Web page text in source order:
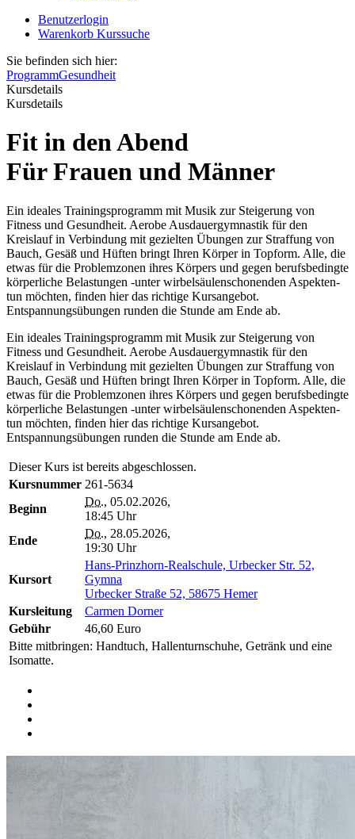
Benutzerlogin
Warenkorb Kurssuche
Sie befinden sich hier:
ProgrammGesundheit
Kursdetails
Kursdetails
Fit in den Abend
Für Frauen und Männer
Ein ideales Trainingsprogramm mit Musik zur Steigerung von
Fitness und Gesundheit. Aerobe Ausdauergymnastik für den
Kreislauf in Verbindung mit gezielten Übungen zur Straffung von
Bauch, Gesäß und Hüften bringt Ihren Körper in Topform. Alle, die
etwas für die Problemzonen ihres Körpers und gegen berufsbedingte
körperliche Belastungen -unter wirbelsäulenschonenden Aspekten-
tun möchten, finden hier das richtige Kursangebot.
Entspannungsübungen runden die Stunde am Ende ab.
Ein ideales Trainingsprogramm mit Musik zur Steigerung von
Fitness und Gesundheit. Aerobe Ausdauergymnastik für den
Kreislauf in Verbindung mit gezielten Übungen zur Straffung von
Bauch, Gesäß und Hüften bringt Ihren Körper in Topform. Alle, die
etwas für die Problemzonen ihres Körpers und gegen berufsbedingte
körperliche Belastungen -unter wirbelsäulenschonenden Aspekten-
tun möchten, finden hier das richtige Kursangebot.
Entspannungsübungen runden die Stunde am Ende ab.
Dieser Kurs ist bereits abgeschlossen.
Kursnummer 261-5634
Beginn
Do., 05.02.2026,
18:45 Uhr
Ende
Do., 28.05.2026,
19:30 Uhr
Kursort
Hans-Prinzhorn-Realschule, Urbecker Str. 52,
Gymna
Urbecker Straße 52, 58675 Hemer
Kursleitung
Carmen Dorner
Gebühr
46,60 Euro
Bitte mitbringen: Handtuch, Hallenturnschuhe, Getränk und eine
Isomatte.